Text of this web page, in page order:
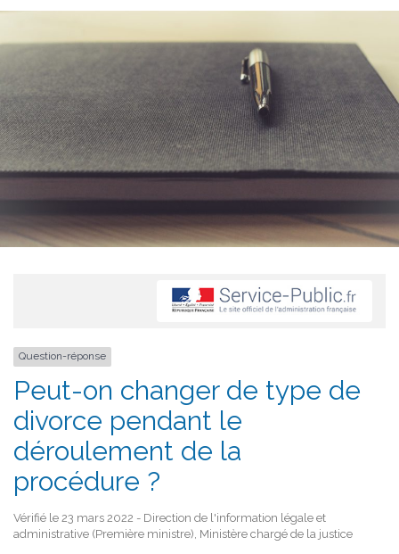
Question-réponse
Peut-on changer de type de
divorce pendant le
déroulement de la
procédure ?
Vérifié le 23 mars 2022 - Direction de l'information légale et
administrative (Première ministre), Ministère chargé de la justice